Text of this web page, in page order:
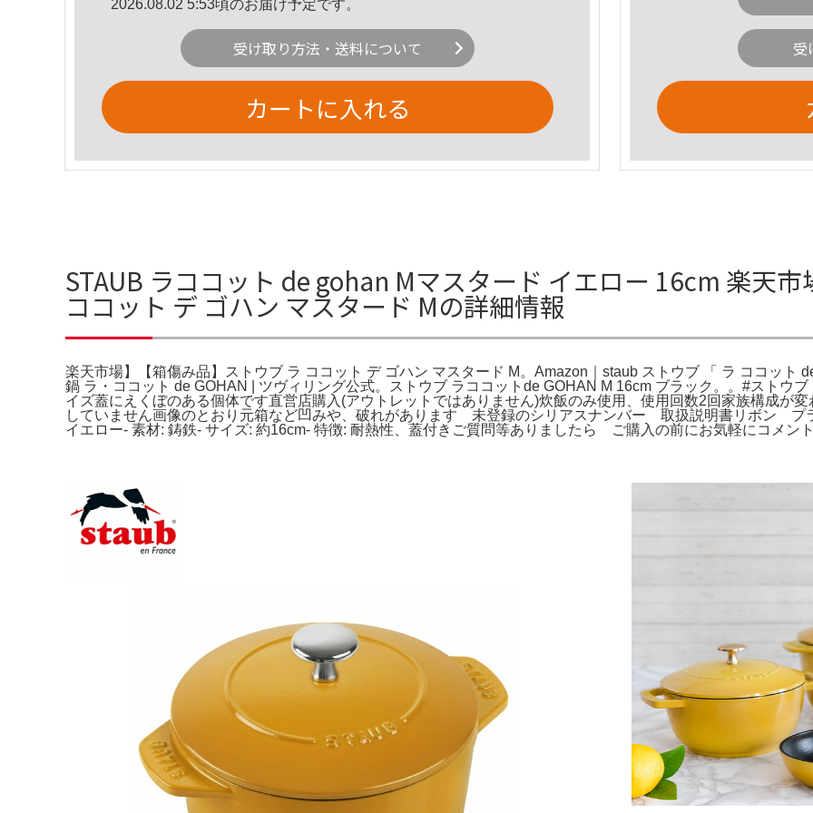
2026.08.02 5:53頃のお届け予定です。
受け取り方法・送料について
カートに入れる
受
STAUB ラココット de gohan Mマスタード イエロー 16cm 楽天
ココット デ ゴハン マスタード Mの詳細情報
楽天市場】【箱傷み品】ストウブ ラ ココット デ ゴハン マスタード M。Amazon｜staub ストウブ 「 ラ ココット
鍋 ラ・ココット de GOHAN | ツヴィリング公式。ストウブ ラココットde GOHAN M 16cm ブラック。。#ストウ
イズ蓋にえくぼのある個体です直営店購入(アウトレットではありません)炊飯のみ使用、使用回数2回家族構成が
していません画像のとおり元箱など凹みや、破れがあります 未登録のシリアスナンバー 取扱説明書リボン プ
イエロー- 素材: 鋳鉄- サイズ: 約16cm- 特徴: 耐熱性、蓋付きご質問等ありましたら ご購入の前にお気軽にコメン